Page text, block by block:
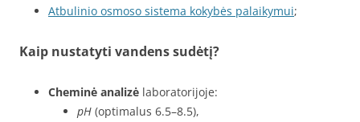
Atbulinio osmoso sistema kokybės palaikymui;
Kaip nustatyti vandens sudėtį?
Cheminė analizė laboratorijoje:
pH (optimalus 6.5–8.5),